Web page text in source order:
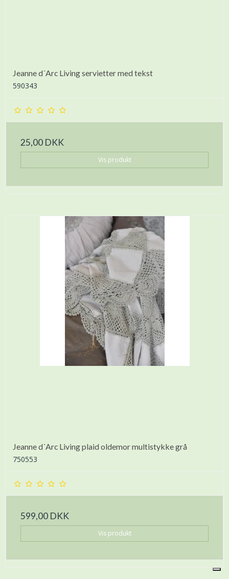
Jeanne d´Arc Living servietter med tekst
590343
25,00 DKK
Vis produkt
Jeanne d´Arc Living plaid oldemor multistykke grå
750553
599,00 DKK
Vis produkt